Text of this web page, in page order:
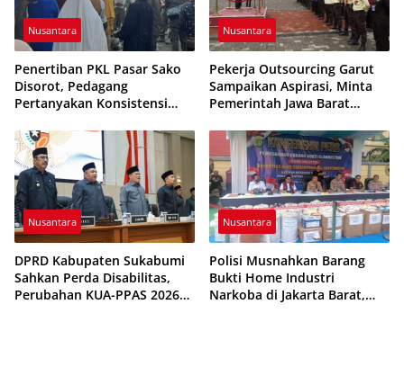
Nusantara
Penertiban PKL Pasar Sako
Disorot, Pedagang
Pertanyakan Konsistensi
Pungutan
Nusantara
Pekerja Outsourcing Garut
Sampaikan Aspirasi, Minta
Pemerintah Jawa Barat
Nusantara
DPRD Kabupaten Sukabumi
Sahkan Perda Disabilitas,
Perubahan KUA-PPAS 2026
Nusantara
Polisi Musnahkan Barang
Bukti Home Industri
Narkoba di Jakarta Barat,